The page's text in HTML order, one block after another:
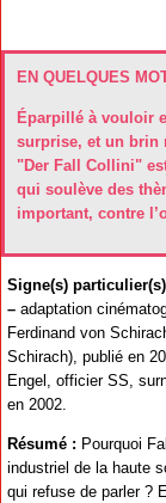
EN QUELQUES
Éparpillé à vouloir
surprise, et un brin
"Der Fall Collini"
qui soulève des
important, contre
Signe(s)
– adaptation
Ferdinand von
Schirach), publié en
Engel, officier SS,
en 2002.
Résumé : Pourquoi
industriel de la haute
qui refuse de parler ?